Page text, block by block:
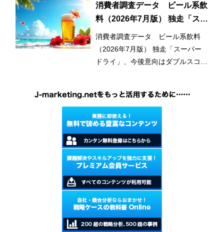
とつの要因となっている。
消費者調査データ ビール系飲
料（2026年7月版） 独走「スー
パードライ」、今後意向はダブ
ルスコアに
消費者調査データ ビール系飲料
（2026年7月版） 独走「スーパー
ドライ」、今後意向はダブルスコア